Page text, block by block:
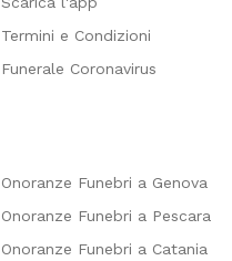
Termini e Condizioni
Funerale Coronavirus
Onoranze Funebri a Genova
Onoranze Funebri a Pescara
Onoranze Funebri a Catania